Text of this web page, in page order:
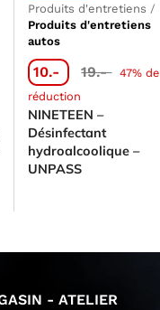
Produits d'entretiens /
Produits d'entretiens
autos
10.- 19.- 47% de
réduction
NINETEEN –
Désinfectant
hydroalcoolique –
UNPASS
- ATELIER